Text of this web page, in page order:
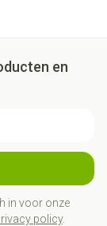
en
in voor onze
policy.